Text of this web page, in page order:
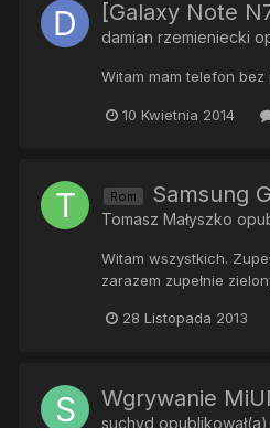
[Galaxy Note
damian rzemieniecki
Witam mam telefon
10 Kwietnia 2014
Rom Samsung
Tomasz Małyszko
Witam wszystkich.
zarazem zupełnie
28 Listopada 2013
Wgrywanie MiUI
suchyd